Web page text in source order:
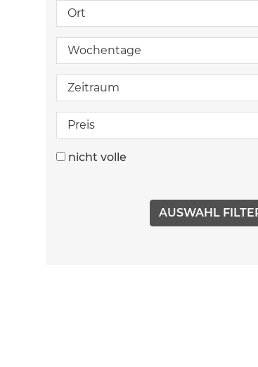
Ort
Wochentage
Zeitraum
Preis
nicht volle